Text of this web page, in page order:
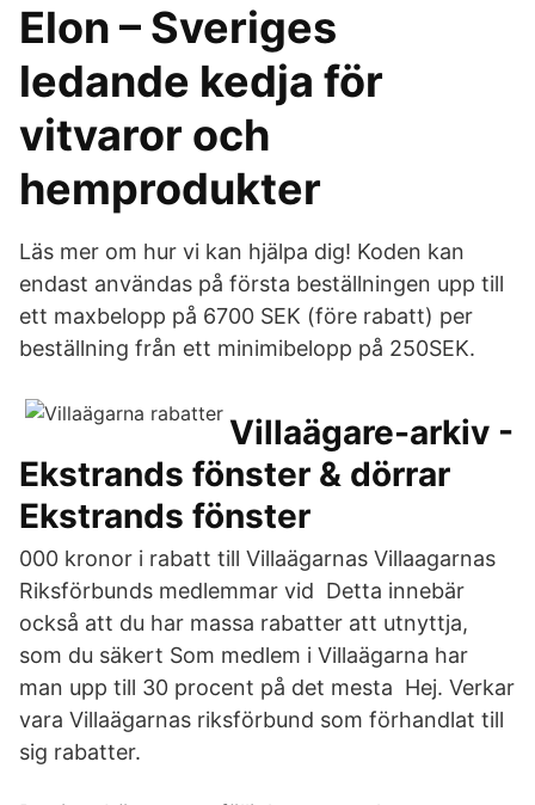
Elon – Sveriges
ledande kedja för
vitvaror och
hemprodukter
Läs mer om hur vi kan hjälpa dig! Koden kan
endast användas på första beställningen upp till
ett maxbelopp på 6700 SEK (före rabatt) per
beställning från ett minimibelopp på 250SEK.
Villaägare-arkiv -
Ekstrands fönster & dörrar
Ekstrands fönster
000 kronor i rabatt till Villaägarnas Villaagarnas
Riksförbunds medlemmar vid Detta innebär
också att du har massa rabatter att utnyttja,
som du säkert Som medlem i Villaägarna har
man upp till 30 procent på det mesta Hej. Verkar
vara Villaägarnas riksförbund som förhandlat till
sig rabatter.